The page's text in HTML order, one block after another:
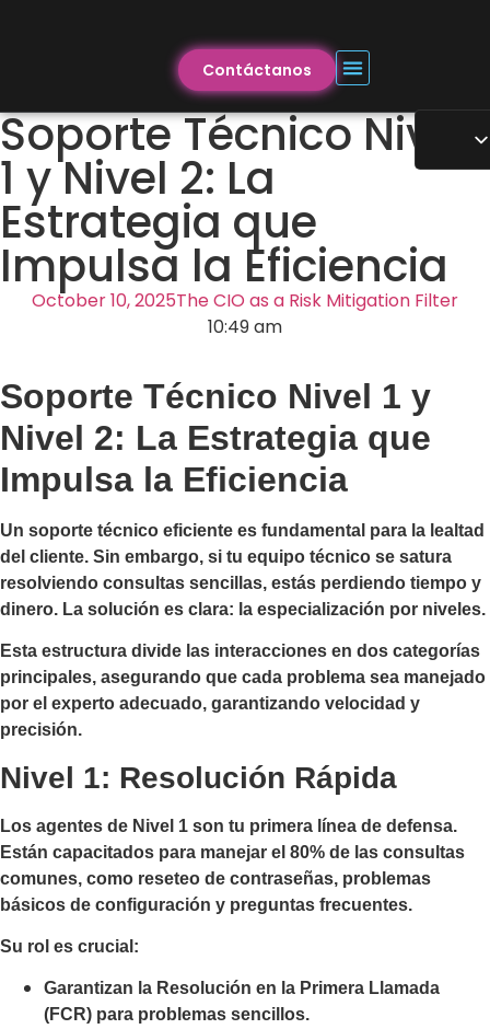
Contáctanos
Soporte Técnico Nivel
1 y Nivel 2: La
Estrategia que
Impulsa la Eficiencia
October 10, 2025The CIO as a Risk Mitigation Filter
10:49 am
Soporte Técnico Nivel 1 y
Nivel 2: La Estrategia que
Impulsa la Eficiencia
Un soporte técnico eficiente es fundamental para la lealtad
del cliente. Sin embargo, si tu equipo técnico se satura
resolviendo consultas sencillas, estás perdiendo tiempo y
dinero. La solución es clara: la especialización por niveles.
Esta estructura divide las interacciones en dos categorías
principales, asegurando que cada problema sea manejado
por el experto adecuado, garantizando velocidad y
precisión.
Nivel 1: Resolución Rápida
Los agentes de Nivel 1 son tu primera línea de defensa.
Están capacitados para manejar el 80% de las consultas
comunes, como reseteo de contraseñas, problemas
básicos de configuración y preguntas frecuentes.
Su rol es crucial:
Garantizan la Resolución en la Primera Llamada
(FCR) para problemas sencillos.